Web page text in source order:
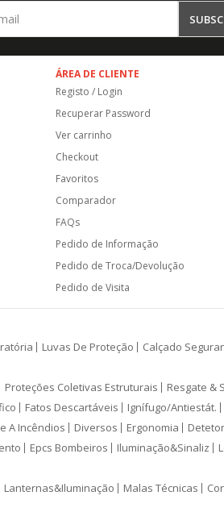
ÁREA DE CLIENTE
Registo / Login
Recuperar Password
Ver carrinho
Checkout
Favoritos
Comparador
FAQs
Pedido de Informação
Pedido de Troca/Devolução
Pedido de Visita
Luvas De Proteção Calçado
Proteções Coletivas Estruturais Resgate &
Fatos Descartáveis Ignífugo/Antiestát.
A Incêndios Diversos Ergonomia
Epcs Bombeiros Iluminação&Sinaliz
Lanternas&Iluminação Malas Técnicas